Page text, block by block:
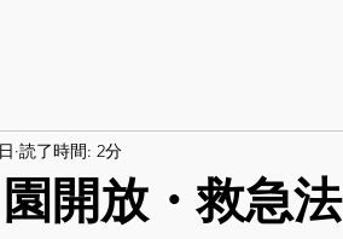
開放・救急法
読了時間: 2分